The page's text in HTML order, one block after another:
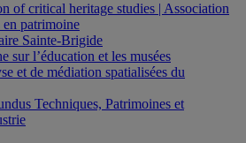
of critical heritage studies | Association
en patrimoine
Sainte-Brigide
sur l’éducation et les musées
et de médiation spatialisées du
Techniques, Patrimoines et